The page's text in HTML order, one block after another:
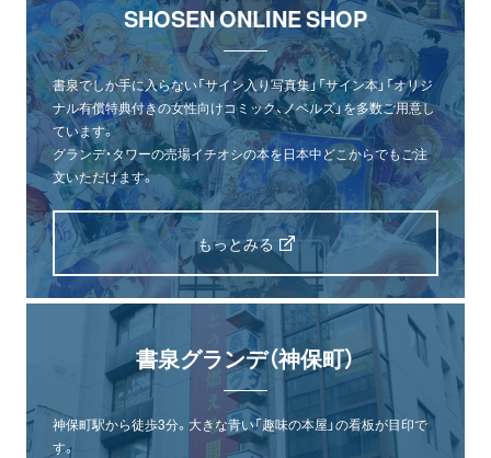
SHOSEN ONLINE SHOP
書泉でしか手に入らない「サイン入り写真集」「サイン本」「オリジ
ナル有償特典付きの女性向けコミック、ノベルズ」を多数ご用意し
ています。
グランデ・タワーの売場イチオシの本を日本中どこからでもご注
文いただけます。
もっとみる
書泉グランデ（神保町）
神保町駅から徒歩3分。大きな青い「趣味の本屋」の看板が目印で
す。